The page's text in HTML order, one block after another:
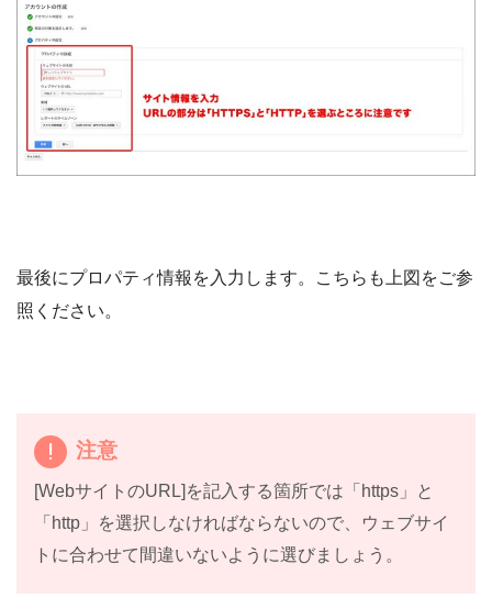
最後にプロパティ情報を入力します。こちらも上図をご参
照ください。
注意
[WebサイトのURL]を記入する箇所では「https」と
「http」を選択しなければならないので、ウェブサイ
トに合わせて間違いないように選びましょう。